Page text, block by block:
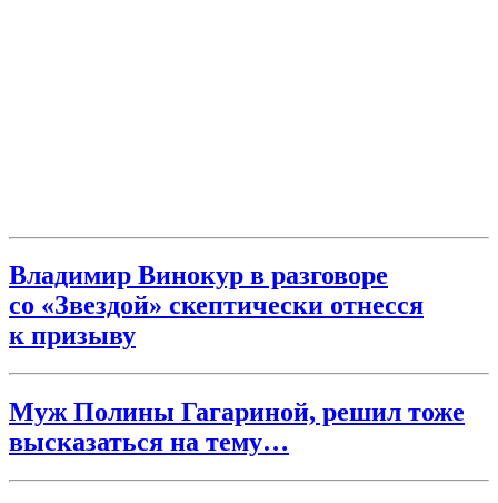
Владимир Винокур в разговоре
со «Звездой» скептически отнесся
к призыву
Муж Полины Гагариной, решил тоже
высказаться на тему…